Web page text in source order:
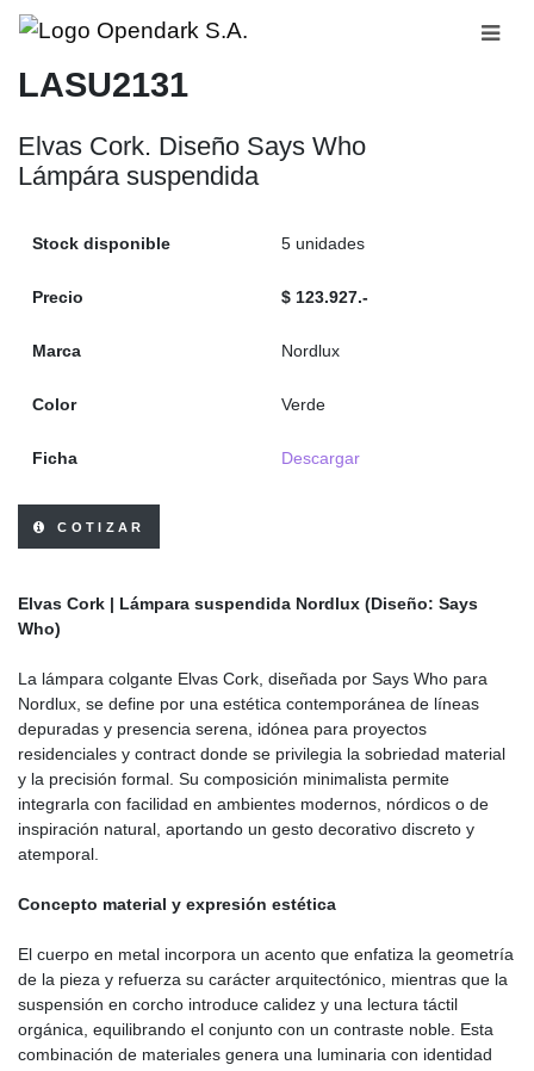
LASU2131
Elvas Cork. Diseño Says Who
Lámpára suspendida
Stock disponible 5 unidades
Precio $ 123.927.-
Marca Nordlux
Color Verde
Ficha Descargar
COTIZAR
Elvas Cork | Lámpara suspendida Nordlux (Diseño: Says
Who)
La lámpara colgante Elvas Cork, diseñada por Says Who para
Nordlux, se define por una estética contemporánea de líneas
depuradas y presencia serena, idónea para proyectos
residenciales y contract donde se privilegia la sobriedad material
y la precisión formal. Su composición minimalista permite
integrarla con facilidad en ambientes modernos, nórdicos o de
inspiración natural, aportando un gesto decorativo discreto y
atemporal.
Concepto material y expresión estética
El cuerpo en metal incorpora un acento que enfatiza la geometría
de la pieza y refuerza su carácter arquitectónico, mientras que la
suspensión en corcho introduce calidez y una lectura táctil
orgánica, equilibrando el conjunto con un contraste noble. Esta
combinación de materiales genera una luminaria con identidad